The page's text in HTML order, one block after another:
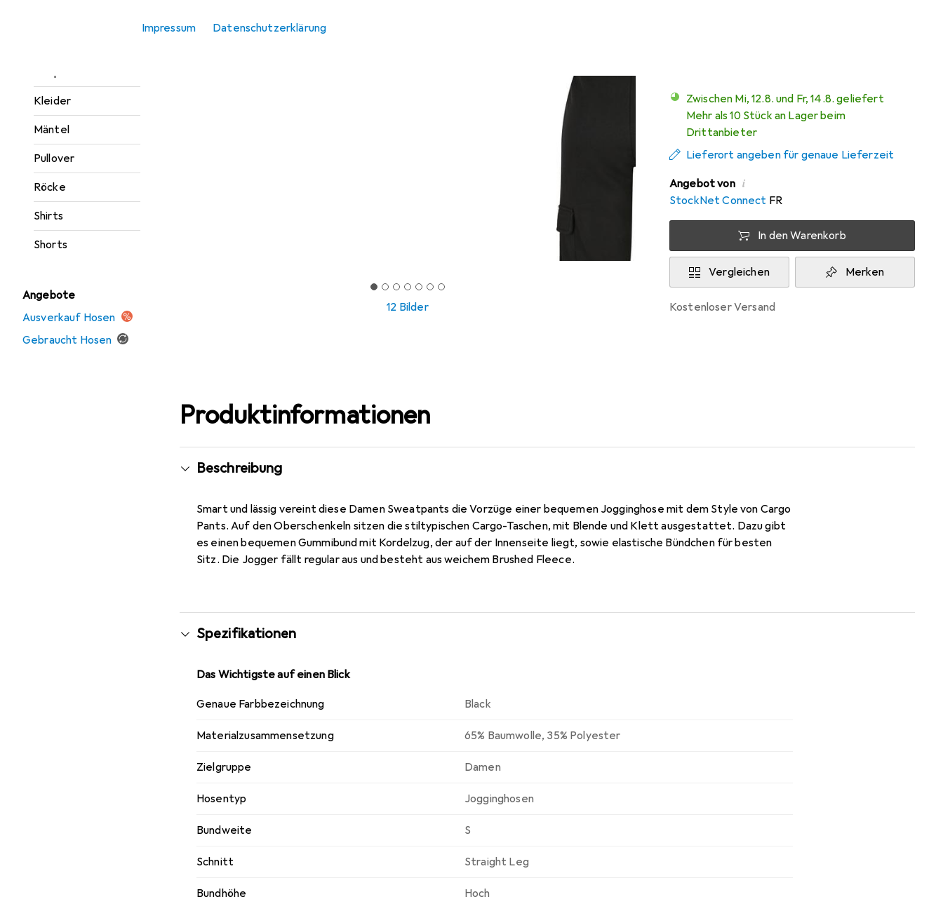
Impressum Datenschutzerklärung
Jumpsuits
Kleider
Mäntel
Pullover
Röcke
Shirts
Shorts
Angebote
Ausverkauf Hosen
Gebraucht Hosen
12 Bilder
Zwischen Mi, 12.8. und Fr, 14.8. geliefert
Mehr als 10 Stück an Lager beim
Drittanbieter
Lieferort angeben für genaue Lieferzeit
Angebot von i
StockNet Connect FR
In den Warenkorb
Vergleichen Merken
kostenloser Versand
Produktinformationen
Beschreibung
Smart und lässig vereint diese Damen Sweatpants die Vorzüge einer bequemen Jogginghose mit dem Style von Cargo
Pants. Auf den Oberschenkeln sitzen die stiltypischen Cargo-Taschen, mit Blende und Klett ausgestattet. Dazu gibt
es einen bequemen Gummibund mit Kordelzug, der auf der Innenseite liegt, sowie elastische Bündchen für besten
Sitz. Die Jogger fällt regular aus und besteht aus weichem Brushed Fleece.
Spezifikationen
Das Wichtigste auf einen Blick
Genaue Farbbezeichnung Black
Materialzusammensetzung 65% Baumwolle, 35% Polyester
Zielgruppe Damen
Hosentyp Jogginghosen
Bundweite S
Schnitt Straight Leg
Bundhöhe Hoch